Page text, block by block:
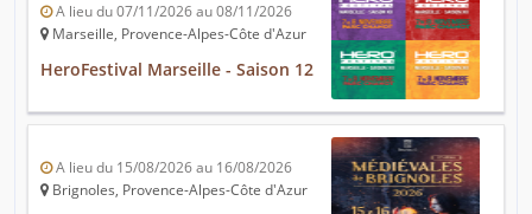
A lieu du 07/11/2026 au 08/11/2026
Marseille, Provence-Alpes-Côte d'Azur
HeroFestival Marseille - Saison 12
A lieu du 15/08/2026 au 16/08/2026
Brignoles, Provence-Alpes-Côte d'Azur